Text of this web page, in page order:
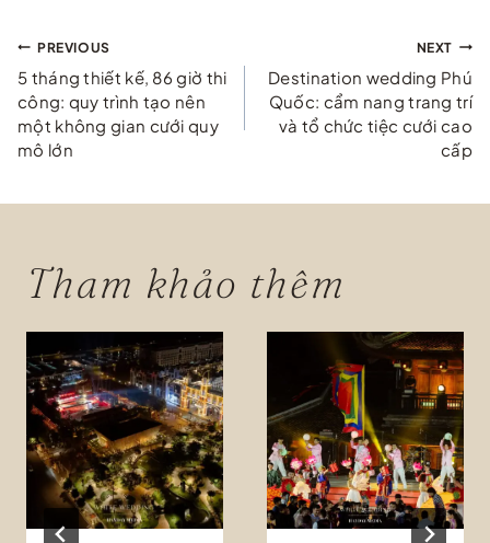
Điều
hướng
bài
viết
PREVIOUS
5 tháng thiết kế, 86 giờ thi
công: quy trình tạo nên
một không gian cưới quy
mô lớn
NEXT
Destination wedding Phú
Quốc: cẩm nang trang trí
và tổ chức tiệc cưới cao
cấp
Tham khảo thêm